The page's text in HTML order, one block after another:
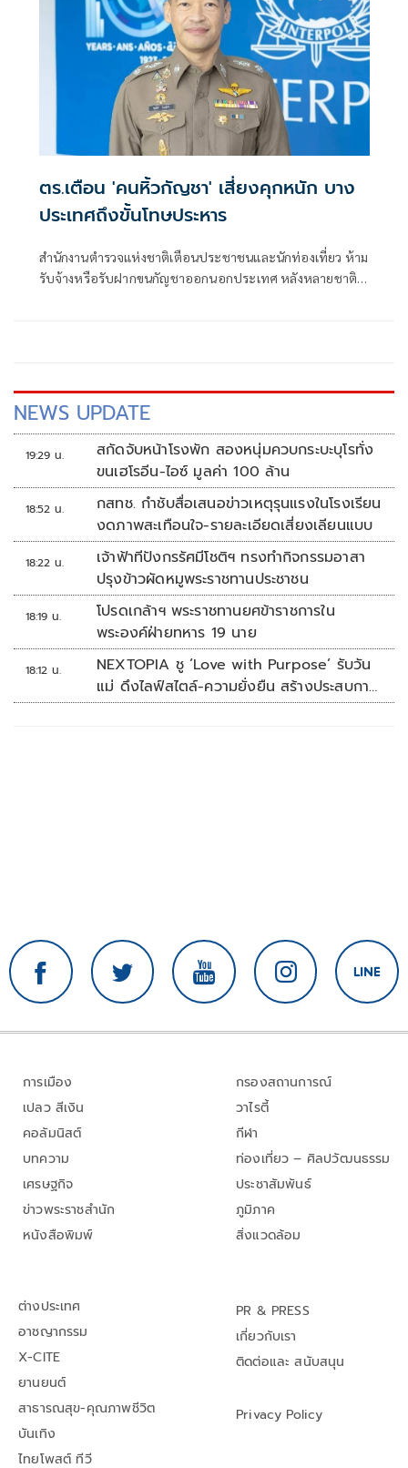
เพื่อสื่อสารภาพลักษณ์ประเทศไทยในฐานะจุดหมายปลายทาง
คุณภาพที่ตอบโจทย์การเดินทางยุคใหม่
ตร.เตือน 'คนหิ้วกัญชา' เสี่ยงคุกหนัก บาง
ประเทศถึงขั้นโทษประหาร
สำนักงานตำรวจแห่งชาติเตือนประชาชนและนักท่องเที่ยว ห้าม
รับจ้างหรือรับฝากขนกัญชาออกนอกประเทศ หลังหลายชาติ
NEWS UPDATE
19:29 น.
สกัดจับหน้าโรงพัก สองหนุ่มควบกระบะบุโรทั่ง
ขนเฮโรอีน-ไอซ์ มูลค่า 100 ล้าน
18:52 น.
กสทช. กำชับสื่อเสนอข่าวเหตุรุนแรงในโรงเรียน
งดภาพสะเทือนใจ-รายละเอียดเสี่ยงเลียนแบบ
18:22 น.
เจ้าฟ้าทีปังกรรัศมีโชติฯ ทรงทำกิจกรรมอาสา
ปรุงข้าวผัดหมูพระราชทานประชาชน
18:19 น.
โปรดเกล้าฯ พระราชทานยศข้าราชการใน
พระองค์ฝ่ายทหาร 19 นาย
18:12 น.
NEXTOPIA ชู ‘Love with Purpose’ รับวัน
แม่ ดึงไลฟ์สไตล์-ความยั่งยืน สร้างประสบกา
รณ์ช้อปปิงมีความหมาย
การเมือง
เปลว สีเงิน
คอลัมนิสต์
บทความ
เศรษฐกิจ
ข่าวพระราชสำนัก
หนังสือพิมพ์
กรองสถานการณ์
วาไรตี้
กีฬา
ท่องเที่ยว – ศิลปวัฒนธรรม
ประชาสัมพันธ์
ภูมิภาค
สิ่งแวดล้อม
ต่างประเทศ
อาชญากรรม
X-CITE
ยานยนต์
สาธารณสุข-คุณภาพชีวิต
บันเทิง
ไทยโพสต์ ทีวี
PR & PRESS
เกี่ยวกับเรา
ติดต่อและ สนับสนุน
Privacy Policy